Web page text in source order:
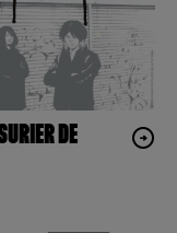
DE